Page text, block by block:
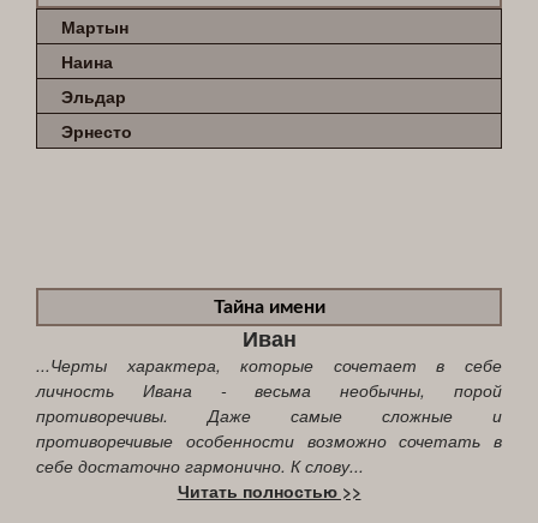
Мартын
Наина
Эльдар
Эрнесто
Тайна имени
Иван
...Черты характера, которые сочетает в себе
личность Ивана - весьма необычны, порой
противоречивы. Даже самые сложные и
противоречивые особенности возможно сочетать в
себе достаточно гармонично. К слову...
Читать полностью >>